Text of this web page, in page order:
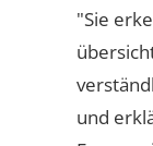
"Sie
und